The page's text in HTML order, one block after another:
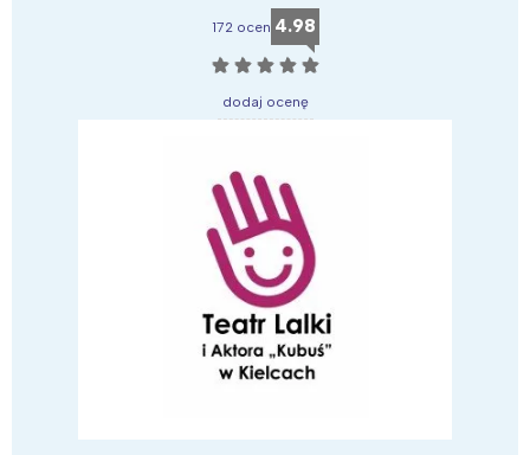
172 ocen 4.98
☆ ☆ ☆ ☆ ☆
dodaj ocenę